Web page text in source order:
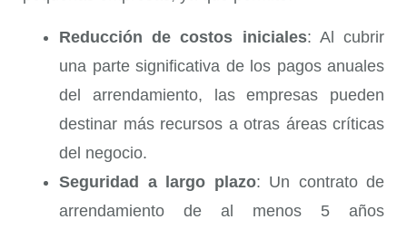
Reducción de costos iniciales: Al cubrir
una parte significativa de los pagos anuales
del arrendamiento, las empresas pueden
destinar más recursos a otras áreas críticas
del negocio.
Seguridad a largo plazo: Un contrato de
arrendamiento de al menos 5 años